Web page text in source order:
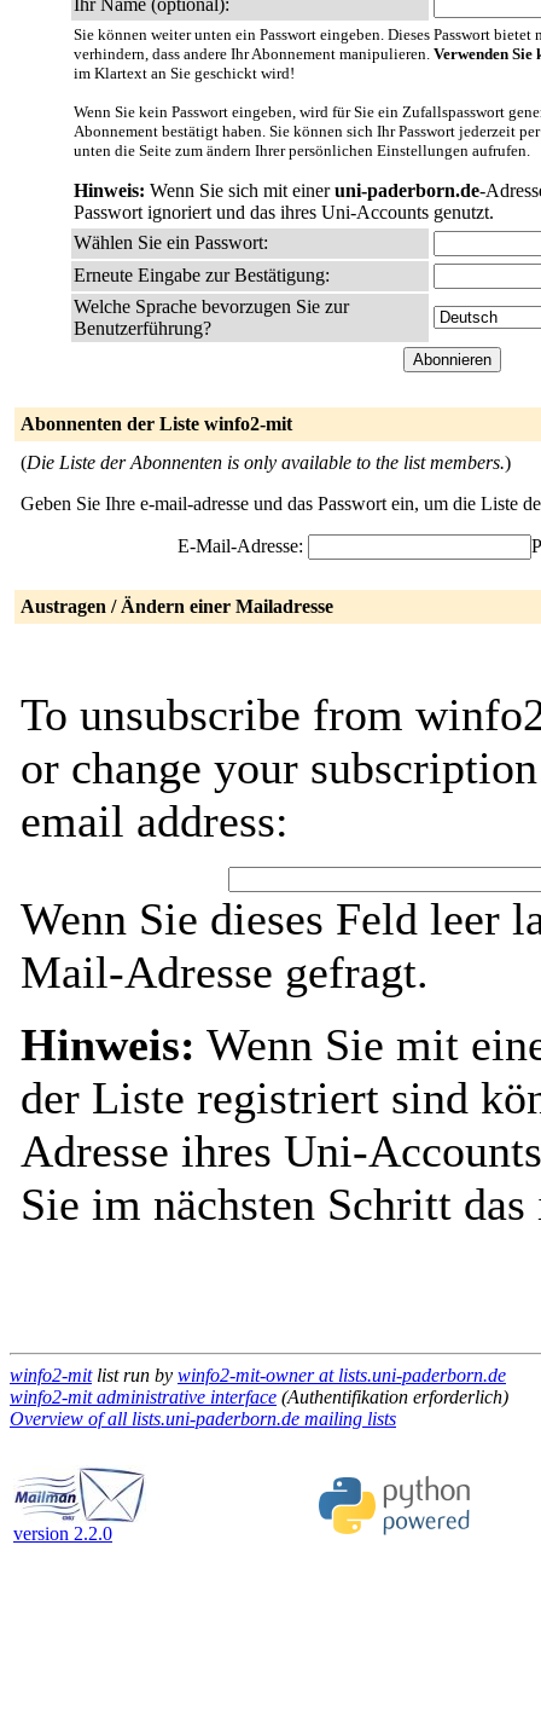
Ihr Name (optional):
Sie können weiter unten ein Passwort eingeben. Dieses Passwort
verhindern, dass andere Ihr Abonnement manipulieren. Verwenden Sie
im Klartext an Sie geschickt wird!
Wenn Sie kein Passwort eingeben, wird für Sie ein Zufallspasswort
Abonnement bestätigt haben. Sie können sich Ihr Passwort jederzeit
unten die Seite zum ändern Ihrer persönlichen Einstellungen aufrufen.
Hinweis: Wenn Sie sich mit eineruni-paderborn.de-
Passwort ignoriert und das ihres Uni-Accounts genutzt.
Wählen Sie ein Passwort:
Erneute Eingabe zur Bestätigung:
Welche Sprache bevorzugen Sie zur
Benutzerführung?
Abonnenten der Liste winfo2-mit
(Die Liste der Abonnenten is only available to the list members.)
Geben Sie Ihre e-mail-adresse und das Passwort ein, um die Liste
E-Mail-Adresse:
Austragen / Ändern einer Mailadresse
To unsubscribe from
or change your
email address:
Wenn Sie dieses Feld leer
Mail-Adresse gefragt.
Hinweis: Wenn Sie mit
der Liste registriert sind
Adresse ihres Uni-
Sie im nächsten Schritt
winfo2-mitlist run by winfo2-mit-owner at lists.uni-paderborn.de
winfo2-mit administrative interface (Authentifikation erforderlich)
Overview of all lists.uni-paderborn.de mailing lists
version 2.2.0